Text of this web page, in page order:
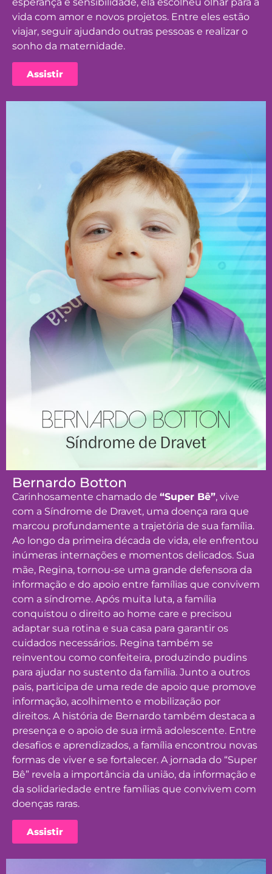
vida com amor e novos projetos. Entre eles estão
viajar, seguir ajudando outras pessoas e realizar o
sonho da maternidade.
Assistir
Bernardo Botton
Carinhosamente chamado de “Super Bê”, vive
com a Síndrome de Dravet, uma doença rara que
marcou profundamente a trajetória de sua família.
Ao longo da primeira década de vida, ele enfrentou
inúmeras internações e momentos delicados. Sua
mãe, Regina, tornou-se uma grande defensora da
informação e do apoio entre famílias que convivem
com a síndrome. Após muita luta, a família
conquistou o direito ao home care e precisou
adaptar sua rotina e sua casa para garantir os
cuidados necessários. Regina também se
reinventou como confeiteira, produzindo pudins
para ajudar no sustento da família. Junto a outros
pais, participa de uma rede de apoio que promove
informação, acolhimento e mobilização por
direitos. A história de Bernardo também destaca a
presença e o apoio de sua irmã adolescente. Entre
desafios e aprendizados, a família encontrou novas
formas de viver e se fortalecer. A jornada do “Super
Bê” revela a importância da união, da informação e
da solidariedade entre famílias que convivem com
doenças raras.
Assistir